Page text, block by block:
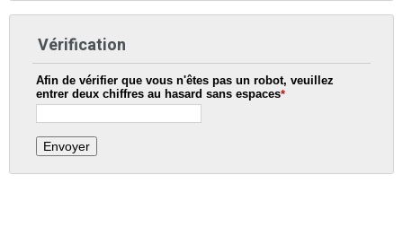
Vérification
Afin de vérifier que vous n'êtes pas un robot, veuillez
entrer deux chiffres au hasard sans espaces*